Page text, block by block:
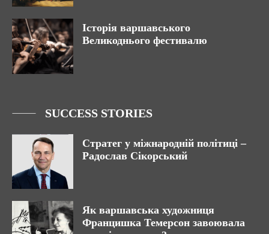
Історія варшавського
Великоднього фестивалю
SUCCESS STORIES
Стратег у міжнародній політиці –
Радослав Сікорський
Як варшавська художниця
Францишка Темерсон завоювала